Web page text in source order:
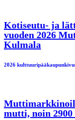
Kotiseutu- ja
vuoden 2026
Kulmala
2026
mutti, noin 2900